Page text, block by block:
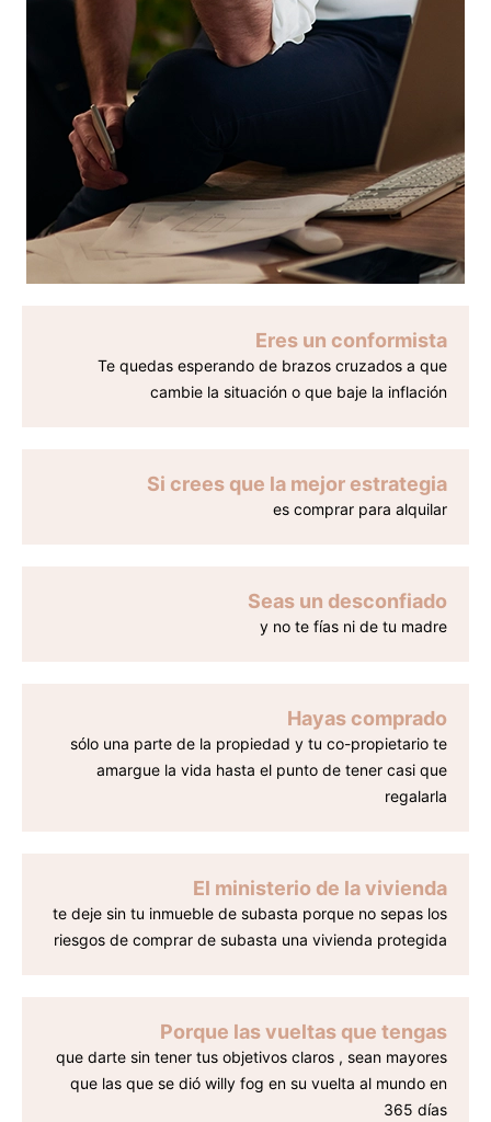
Eres un conformista
Te quedas esperando de brazos cruzados a que
cambie la situación o que baje la inflación
Si crees que la mejor estrategia
es comprar para alquilar
Seas un desconfiado
y no te fías ni de tu madre
Hayas comprado
sólo una parte de la propiedad y tu co-propietario te
amargue la vida hasta el punto de tener casi que
regalarla
El ministerio de la vivienda
te deje sin tu inmueble de subasta porque no sepas los
riesgos de comprar de subasta una vivienda protegida
Porque las vueltas que tengas
que darte sin tener tus objetivos claros , sean mayores
que las que se dió willy fog en su vuelta al mundo en
365 días